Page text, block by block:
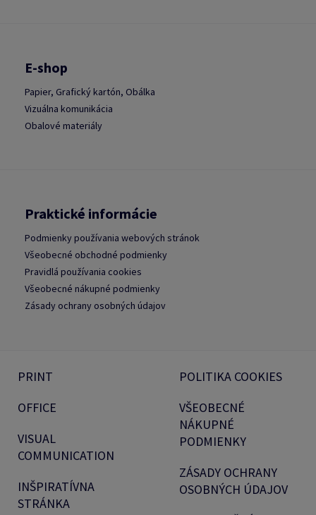
E-shop
Papier, Grafický kartón, Obálka
Vizuálna komunikácia
Obalové materiály
Praktické informácie
Podmienky používania webových stránok
Všeobecné obchodné podmienky
Pravidlá používania cookies
Všeobecné nákupné podmienky
Zásady ochrany osobných údajov
PRINT
OFFICE
VISUAL
COMMUNICATION
INŠPIRATÍVNA
STRÁNKA
POLITIKA COOKIES
VŠEOBECNÉ
NÁKUPNÉ
PODMIENKY
ZÁSADY OCHRANY
OSOBNÝCH ÚDAJOV